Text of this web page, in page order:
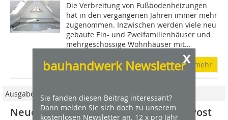
x
bauhandwerk Newsletter
Sie fanden diesen Beitrag interessant?
Dann melden Sie sich doch zu unserem
kostenlosen Newsletter an. 12 x pro Jahr
Die Verbreitung von Fußbodenheizungen
hat in den vergangenen Jahren immer mehr
zu­ge­nommen. Inzwischen werden viele neu
gebaute Ein- und Zwei­familienhäuser und
mehr­geschossige Wohnhäuser mit...
mehr
Ausgabe 06/2017
Neuer Boden: Umnutzung der alten Post